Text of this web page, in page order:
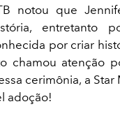
notou que
entretanto
por criar
chamou atenção
cerimônia, a Star
adoção!